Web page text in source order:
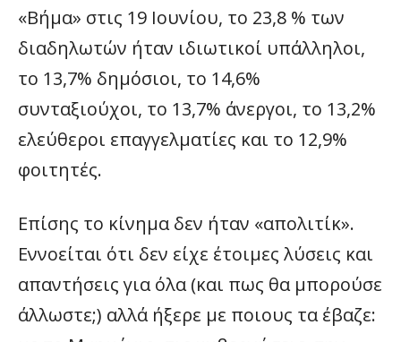
«Βήμα» στις 19 Ιουνίου, το 23,8 % των
διαδηλωτών ήταν ιδιωτικοί υπάλληλοι,
το 13,7% δημόσιοι, το 14,6%
συνταξιούχοι, το 13,7% άνεργοι, το 13,2%
ελεύθεροι επαγγελματίες και το 12,9%
φοιτητές.
Επίσης το κίνημα δεν ήταν «απολιτίκ».
Εννοείται ότι δεν είχε έτοιμες λύσεις και
απαντήσεις για όλα (και πως θα μπορούσε
άλλωστε;) αλλά ήξερε με ποιους τα έβαζε: